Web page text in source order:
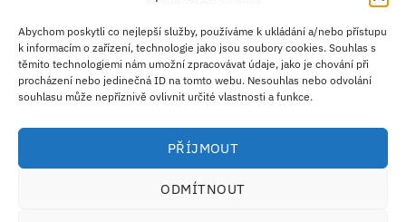
Abychom poskytli co nejlepší služby, používáme k ukládání a/nebo přístupu
k informacím o zařízení, technologie jako jsou soubory cookies. Souhlas s
těmito technologiemi nám umožní zpracovávat údaje, jako je chování při
procházení nebo jedinečná ID na tomto webu. Nesouhlas nebo odvolání
souhlasu může nepříznivě ovlivnit určité vlastnosti a funkce.
PŘÍJMOUT
ODMÍTNOUT
Credit
Card
2
Klarna
Apple
Pay
Google
Pay
PayPal
ZÁSADY DOPRAVY
ZÁSADY VRÁCENÍ ZBOŽÍ
OBCHODNÍ PODMÍNKY
KONTAKT O NÁS B2B
IMPRINT
OMEZENÍ ODPOVĚDNOSTI
ZÁSADY COOKIES
Antim I Street, No. 14, fl. 2, law office, 1303 Sofia, Bulharsko
· Email:support@ecosupplements.eu